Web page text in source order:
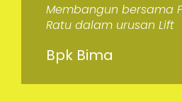
Semakin maju dan
kerjasamanya dengan
Membangun bersama
Ratu dalam urusan Lift
Bpk Bima